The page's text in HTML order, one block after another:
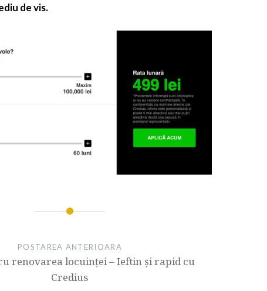
de vis.
POSTAREA ANTERIOARA
renovarea locuinței – Ieftin și rapid cu
Credius